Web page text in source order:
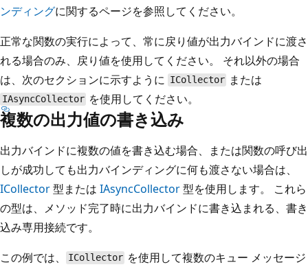
ンディングに関するページを参照してください。
正常な関数の実行によって、常に戻り値が出力バインドに渡さ
れる場合のみ、戻り値を使用してください。 それ以外の場合
は、次のセクションに示すように ICollector または
IAsyncCollector を使用してください。
複数の出力値の書き込み
出力バインドに複数の値を書き込む場合、または関数の呼び出
しが成功しても出力バインディングに何も渡さない場合は、
ICollector型または IAsyncCollector型を使用します。 これら
の型は、メソッド完了時に出力バインドに書き込まれる、書き
込み専用接続です。
この例では、
ICollector を使用して複数のキュー メッセージ